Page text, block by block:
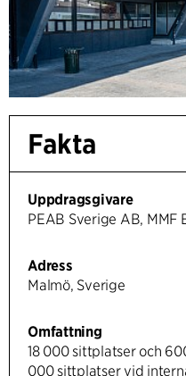
Fakta
Uppdragsgivare
PEAB Sverige AB, MMF
Adress
Malmö, Sverige
Omfattning
18 000 sittplatser och
000 sittplatser vid